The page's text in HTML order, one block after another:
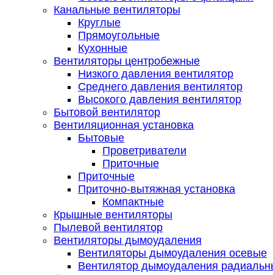
Канальные вентиляторы
Круглые
Прямоугольные
Кухонные
Вентиляторы центробежные
Низкого давления вентилятор
Среднего давления вентилятор
Высокого давления вентилятор
Бытовой вентилятор
Вентиляционная установка
Бытовые
Проветриватели
Приточные
Приточные
Приточно-вытяжная установка
Компактные
Крышные вентиляторы
Пылевой вентилятор
Вентиляторы дымоудаления
Вентиляторы дымоудаления осевые
Вентилятор дымоудаления